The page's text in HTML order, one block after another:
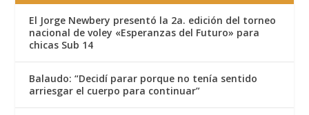
El Jorge Newbery presentó la 2a. edición del torneo
nacional de voley «Esperanzas del Futuro» para
chicas Sub 14
Balaudo: “Decidí parar porque no tenía sentido
arriesgar el cuerpo para continuar”